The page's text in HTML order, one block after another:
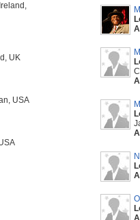
UK
USA